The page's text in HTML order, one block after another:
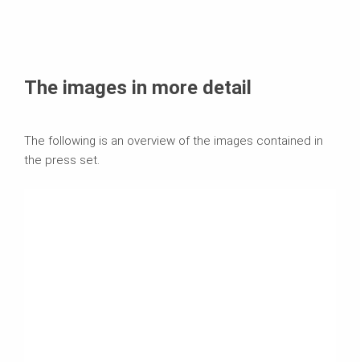
The images in more detail
The following is an overview of the images contained in
the press set.